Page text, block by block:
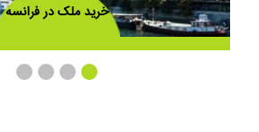
خرید ملک در ترکیه